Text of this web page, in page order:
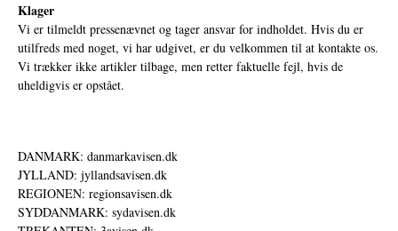
Klager
Vi er tilmeldt pressenævnet og tager ansvar for indholdet. Hvis du er
utilfreds med noget, vi har udgivet, er du velkommen til at kontakte os.
Vi trækker ikke artikler tilbage, men retter faktuelle fejl, hvis de
uheldigvis er opstået.
DANMARK: danmarkavisen.dk
JYLLAND: jyllandsavisen.dk
REGIONEN: regionsavisen.dk
SYDDANMARK: sydavisen.dk